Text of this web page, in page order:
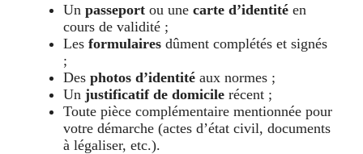
Un passeport ou une carte d’identité en
cours de validité ;
Les formulaires dûment complétés et signés
;
Des photos d’identité aux normes ;
Un justificatif de domicile récent ;
Toute pièce complémentaire mentionnée pour
votre démarche (actes d’état civil, documents
à légaliser, etc.).